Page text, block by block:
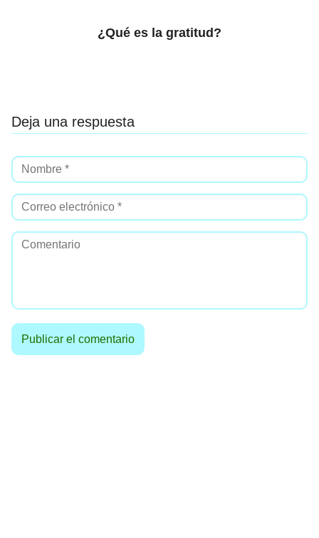
¿Qué es la gratitud?
Deja una respuesta